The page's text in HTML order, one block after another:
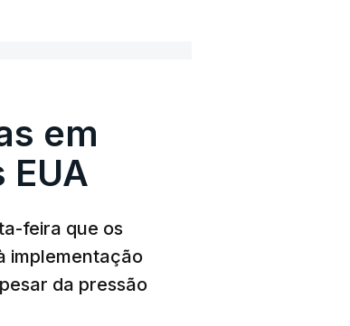
em
EUA
feira que os
implementação
da pressão